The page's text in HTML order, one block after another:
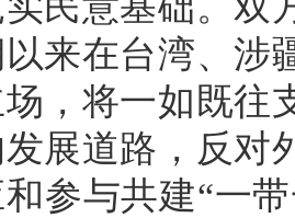
来在台湾、涉
，将一如既往
展道路，反对
参与共建“一